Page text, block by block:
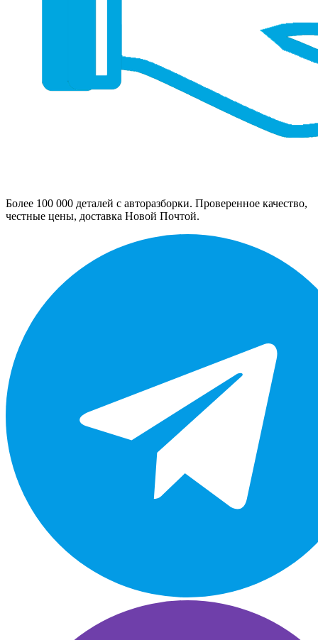
Более 100 000 деталей с авторазборки. Проверенное качество,
честные цены, доставка Новой Почтой.